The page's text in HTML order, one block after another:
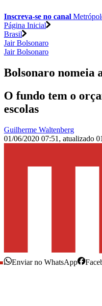
Inscreva-se no canal
Página Inicial
Brasil
Jair Bolsonaro
Jair Bolsonaro
Bolsonaro nomeia
O fundo tem o
escolas
Guilherme Waltenberg
01/06/2020 07:51 , atualizado
Enviar no WhatsApp